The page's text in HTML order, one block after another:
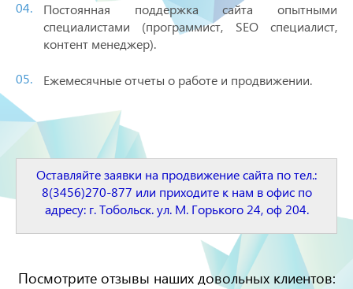
Постоянная поддержка сайта опытными
специалистами (программист, SEO специалист,
контент менеджер).
Ежемесячные отчеты о работе и продвижении.
Оставляйте заявки на продвижение сайта по тел.:
8(3456)270-877 или приходите к нам в офис по
адресу: г. Тобольск. ул. М. Горького 24, оф 204.
Посмотрите отзывы наших довольных клиентов: